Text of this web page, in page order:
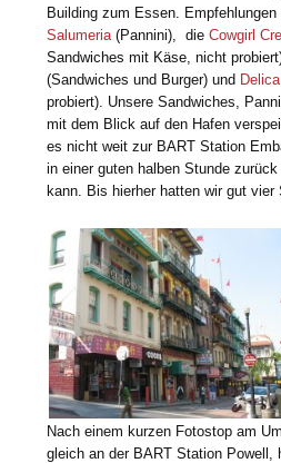
Building zum Essen. Empfehlungen
Salumeria (Pannini), dieCowgirl
Sandwiches mit Käse, nicht
(Sandwiches und Burger) und Delica
probiert). Unsere Sandwiches,
mit dem Blick auf den Hafen
es nicht weit zur BART Station
in einer guten halben Stunde
kann. Bis hierher hatten wir gut vier
Nach einem kurzen Fotostop am
gleich an der BART Station Powell,